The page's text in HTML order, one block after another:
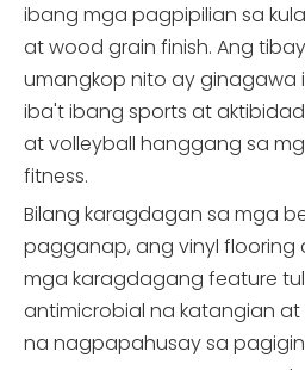
ibang mga pagpipilian sa
at wood grain finish. Ang
umangkop nito ay ginagawa
iba't ibang sports at
at volleyball hanggang sa
fitness.
Bilang karagdagan sa mga
pagganap, ang vinyl flooring
mga karagdagang feature
antimicrobial na katangian at
na nagpapahusay sa